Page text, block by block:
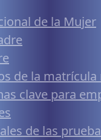
de la Mujer
de la
clave para
de las